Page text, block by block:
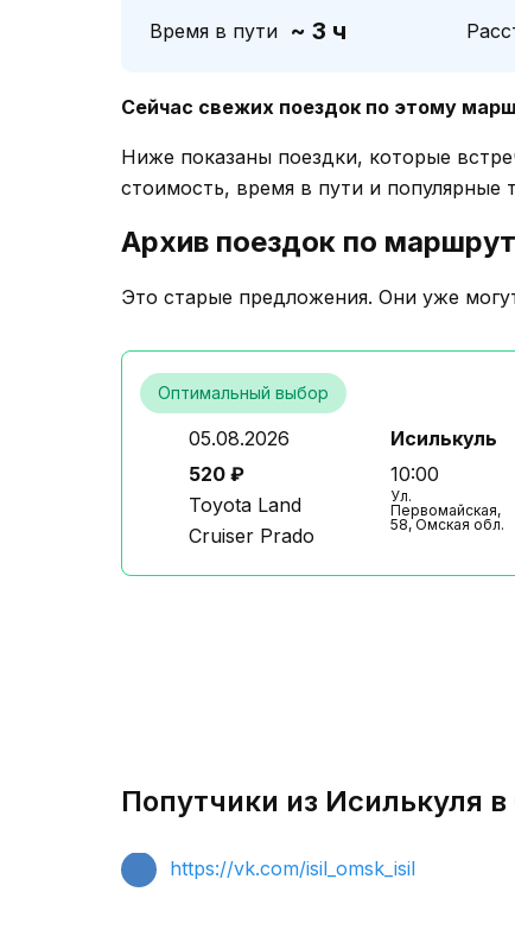
Время в пути ~ 3 ч
Сейчас свежих поездок по этому
Ниже показаны поездки, которые
стоимость, время в пути и популярные
Архив поездок по
Это старые предложения. Они уже
Оптимальный выбор
05.08.2026
520 ₽
Toyota Land
Cruiser Prado
Исилькуль
10:00
Ул.
Первомайская,
58, Омская обл.
Попутчики из Исилькуля
https://vk.com/isil_omsk_isil